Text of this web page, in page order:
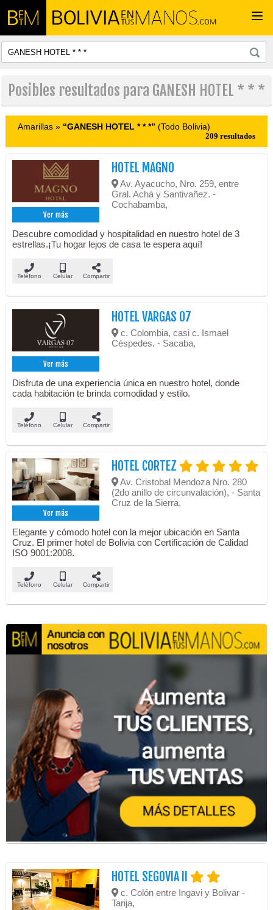
Posibles resultados para GANESH HOTEL * * *
Amarillas » “GANESH HOTEL * * *” (Todo Bolivia)
209 resultados
Ver más
HOTEL MAGNO
Av. Ayacucho, Nro. 259, entre
Gral. Achá y Santivañez. -
Cochabamba,
Descubre comodidad y hospitalidad en nuestro hotel de 3
estrellas.¡Tu hogar lejos de casa te espera aquí!
Teléfono Celular Compartir
Ver más
HOTEL VARGAS 07
c. Colombia, casi c. Ismael
Céspedes. - Sacaba,
Disfruta de una experiencia única en nuestro hotel, donde
cada habitación te brinda comodidad y estilo.
Teléfono Celular Compartir
Ver más
HOTEL CORTEZ
Av. Cristobal Mendoza Nro. 280
(2do anillo de circunvalación), - Santa
Cruz de la Sierra,
Elegante y cómodo hotel con la mejor ubicación en Santa
Cruz. El primer hotel de Bolivia con Certificación de Calidad
ISO 9001:2008.
Teléfono Celular Compartir
HOTEL SEGOVIA II
c. Colón entre Ingavi y Bolivar -
Tarija,